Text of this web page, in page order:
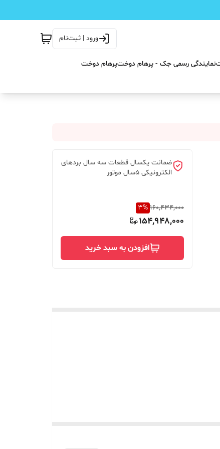
ورود | ثبت‌نام
نمایندگی رسمی جک - پرهام دوختپرهام دوخت
ضمانت یکسال قطعات سه سال بردهای
الکترونیکی ۵سال موتور
160,434,000
3%
154,948,000
افزودن به سبد خرید